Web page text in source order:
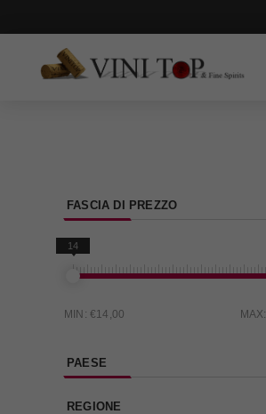
FASCIA DI PREZZO
MIN: €14,00 MAX:
14
PAESE
REGIONE